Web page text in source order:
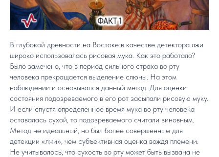
В глубокой древности на Востоке в качестве детектора лжи
широко использовалась рисовая мука. Как это работало?
Было замечено, что в период сильного страха во рту
человека прекращается выделение слюны. На этом
наблюдении и основывался данный метод. Для оценки
состояния подозреваемого в его рот засыпали рисовую муку.
И если спустя определенное время мука во рту человека
оставалась сухой, то подозреваемого считали виновным.
Метод не идеальный, но был более совершенным для
детекции «лжи», чем субъективная оценка вождя племени.
Не учитывалось, что сухость во рту может быть вызвана не